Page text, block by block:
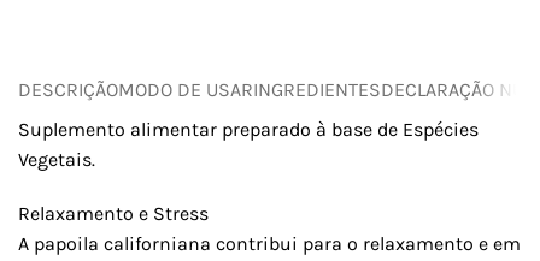
DESCRIÇÃOMODO DE USARINGREDIENTESDECLARAÇÃO
Suplemento alimentar preparado à base de Espécies
Vegetais.
Relaxamento e Stress
A papoila californiana contribui para o relaxamento e em